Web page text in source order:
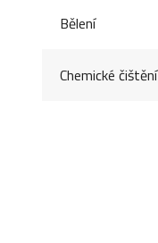
Bělení
Chemické čištění